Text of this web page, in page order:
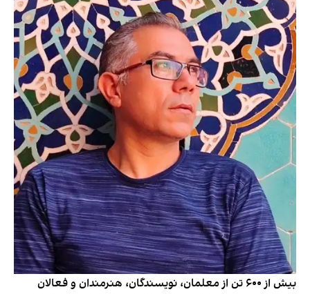
بیش از ۶۰۰ تن از معلمان، نویسندگان، هنرمندان و فعالان